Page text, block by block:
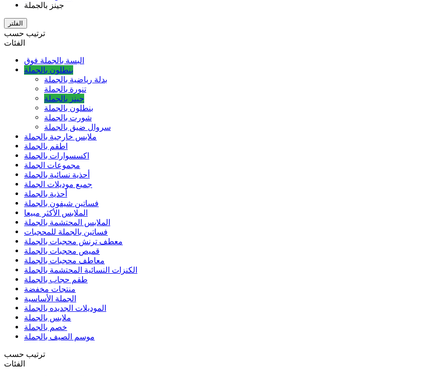
جينز بالجملة
الفلتر
ترتيب حسب
الفئات
البسة بالجملة فوق
بنطلون بالجملة
بدلة رياضية بالجملة
تنورة بالجملة
جينز بالجملة
بنطلون بالجملة
شورت بالجملة
سروال ضيق بالجملة
ملابس خارجية بالجملة
اطقم بالجملة
اكسسوارات بالجملة
مجموعات الجملة
أحذية نسائية بالجملة
جميع موديلات الجملة
أحذية بالجملة
فساتين شيفون بالجملة
الملابس الأكثر مبيعا
الملابس المحتشمة بالجملة
فساتين بالجملة للمحجبات
معطف ترنش محجبات بالجملة
قميص محجبات بالجملة
معاطف محجبات بالجملة
الكنزات النسائية المحتشمة بالجملة
طقم حجاب بالجملة
منتجات مخفضة
الجملة الأساسية
الموديلات الجديده بالجملة
ملابس بالجملة
خصم بالجملة
موسم الصيف بالجملة
ترتيب حسب
الفئات